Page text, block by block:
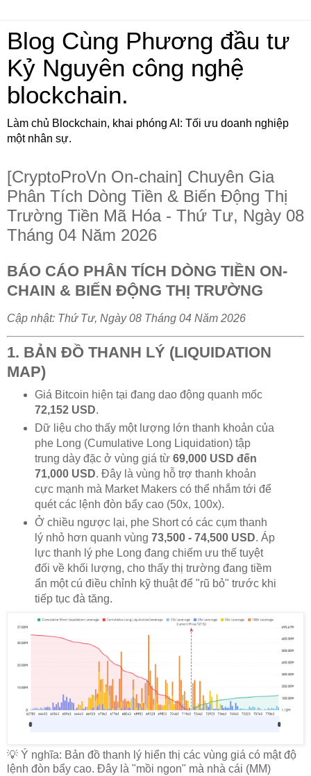
Blog Cùng Phương đầu tư
Kỷ Nguyên công nghệ
blockchain.
Làm chủ Blockchain, khai phóng AI: Tối ưu doanh nghiệp
một nhân sự.
[CryptoProVn On-chain] Chuyên Gia
Phân Tích Dòng Tiền & Biến Động Thị
Trường Tiền Mã Hóa - Thứ Tư, Ngày 08
Tháng 04 Năm 2026
BÁO CÁO PHÂN TÍCH DÒNG TIỀN ON-
CHAIN & BIẾN ĐỘNG THỊ TRƯỜNG
Cập nhật: Thứ Tư, Ngày 08 Tháng 04 Năm 2026
1. BẢN ĐỒ THANH LÝ (LIQUIDATION
MAP)
Giá Bitcoin hiện tại đang dao động quanh mốc
72,152 USD.
Dữ liệu cho thấy một lượng lớn thanh khoản của
phe Long (Cumulative Long Liquidation) tập
trung dày đặc ở vùng giá từ 69,000 USD đến
71,000 USD. Đây là vùng hỗ trợ thanh khoản
cực mạnh mà Market Makers có thể nhắm tới để
quét các lệnh đòn bẩy cao (50x, 100x).
Ở chiều ngược lại, phe Short có các cụm thanh
lý nhỏ hơn quanh vùng 73,500 - 74,500 USD. Áp
lực thanh lý phe Long đang chiếm ưu thế tuyệt
đối về khối lượng, cho thấy thị trường đang tiềm
ẩn một cú điều chỉnh kỹ thuật để "rũ bỏ" trước khi
tiếp tục đà tăng.
💡 Ý nghĩa: Bản đồ thanh lý hiển thị các vùng giá có mật độ
lệnh đòn bẩy cao. Đây là "mồi ngon" mà nhà cái (MM)